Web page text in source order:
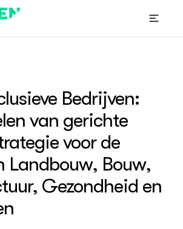
Bedrijven:
van gerichte
voor de
Landbouw, Bouw,
Gezondheid en